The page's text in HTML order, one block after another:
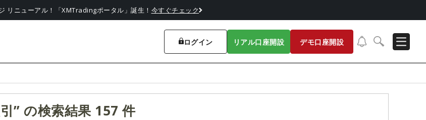
リニューアル！「XMTradingポータル」誕生！ 今すぐチェック
ログイン リアル口座開設 デモ口座開設
” の検索結果 157 件